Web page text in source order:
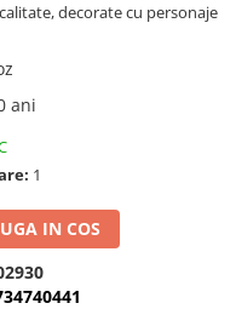
decorate cu personaje
ani
1
IN COS